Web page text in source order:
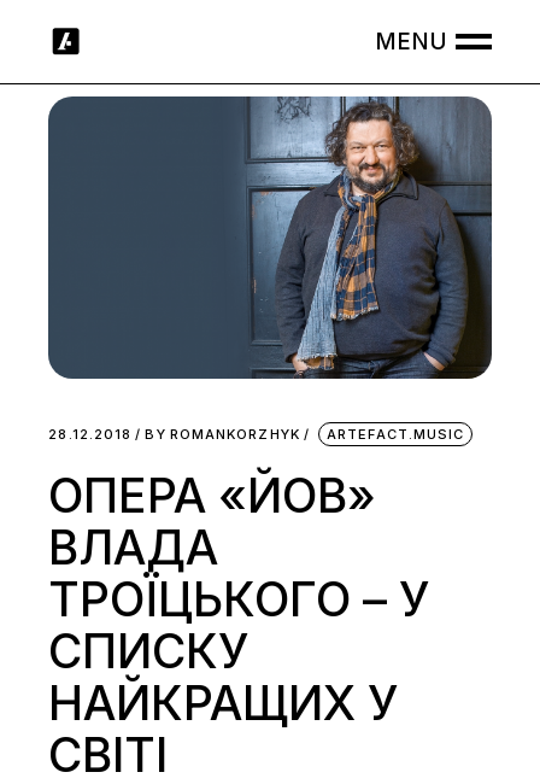
28.12.2018 BY ROMANKORZHYK ARTEFACT.MUSIC
ОПЕРА «ЙОВ»
ВЛАДА
ТРОЇЦЬКОГО – У
СПИСКУ
НАЙКРАЩИХ У
СВІТІ